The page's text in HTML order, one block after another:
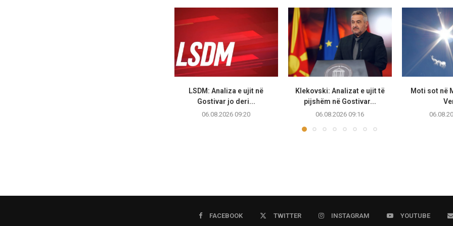
LSDM: Analiza e ujit në
Gostivar jo deri...
06.08.2026 09:20
Klekovski: Analizat e ujit të
pijshëm në Gostivar...
06.08.2026 09:16
Moti sot në
FACEBOOK TWITTER INSTAGRAM YOUTUBE